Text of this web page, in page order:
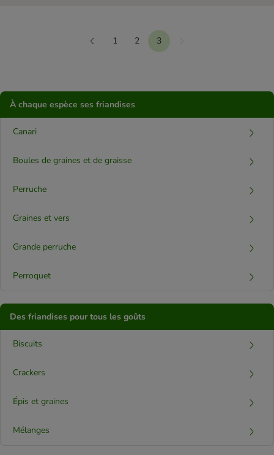
1 2 3 Suivant
À chaque espèce ses friandises
Canari
Boules de graines et de graisse
Perruche
Graines et vers
Grande perruche
Perroquet
Des friandises pour tous les goûts
Biscuits
Crackers
Épis et graines
Mélanges